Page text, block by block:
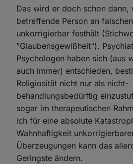
Das wird er doch schon dann,
betreffende Person an
unkorrigierbar festhält
"Glaubensgewißheit").
Psychologen haben sich (aus
auch immer) entschieden,
Religiosität nicht nur als nicht-
behandlungsbedürftig
sogar im therapeutischen
ich für eine absolute
Wahnhaftigkeit
Überzeugungen kann das
Geringste ändern.